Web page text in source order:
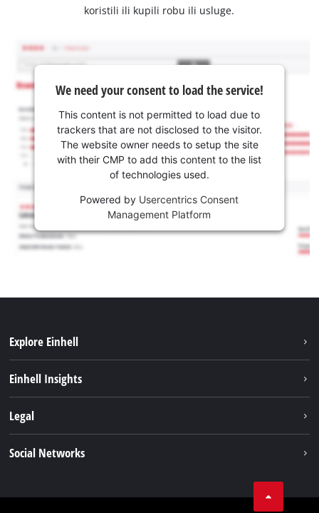
koristili ili kupili robu ili usluge.
We need your consent to load the service!
This content is not permitted to load due to
trackers that are not disclosed to the visitor.
The website owner needs to setup the site
with their CMP to add this content to the list
of technologies used.
Powered by Usercentrics Consent
Management Platform
Explore Einhell
Usluge
Einhell Insights
Einhell globalno
Legal
Social Networks